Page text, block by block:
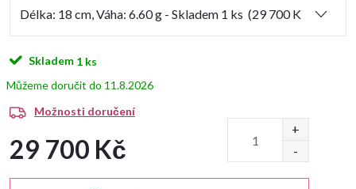
Skladem 1 ks
11.8.2026
Možnosti doručení
29 700 Kč